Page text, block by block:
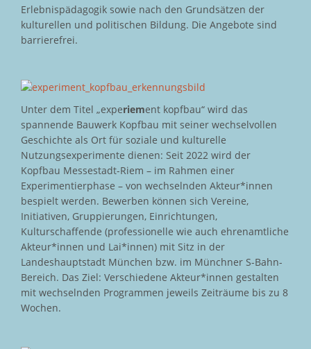
Erlebnispädagogik sowie nach den Grundsätzen der
kulturellen und politischen Bildung. Die Angebote sind
barrierefrei.
Unter dem Titel „experiement kopfbau“ wird das
spannende Bauwerk Kopfbau mit seiner wechselvollen
Geschichte als Ort für soziale und kulturelle
Nutzungsexperimente dienen: Seit 2022 wird der
Kopfbau Messestadt-Riem – im Rahmen einer
Experimentierphase – von wechselnden Akteur*innen
bespielt werden. Bewerben können sich Vereine,
Initiativen, Gruppierungen, Einrichtungen,
Kulturschaffende (professionelle wie auch ehrenamtliche
Akteur*innen und Lai*innen) mit Sitz in der
Landeshauptstadt München bzw. im Münchner S-Bahn-
Bereich. Das Ziel: Verschiedene Akteur*innen gestalten
mit wechselnden Programmen jeweils Zeiträume bis zu 8
Wochen.